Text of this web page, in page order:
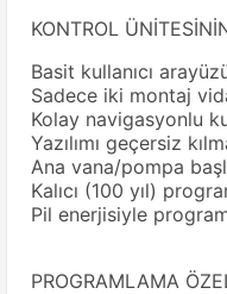
KONTROL
Basit kullanıcı
Sadece iki montaj
Kolay navigasyonlu
Yazılımı geçersiz
Ana vana/pompa
Kalıcı (100 yıl)
Pil enerjisiyle
PROGRAMLAMA